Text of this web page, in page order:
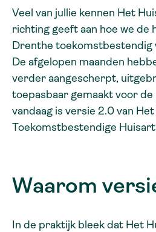
Veel van jullie kennen Het
richting geeft aan hoe we de
Drenthe toekomstbestendig
De afgelopen maanden
verder aangescherpt,
toepasbaar gemaakt voor de
vandaag is versie 2.0 van Het
Toekomstbestendige
Waarom
In de praktijk bleek dat Het